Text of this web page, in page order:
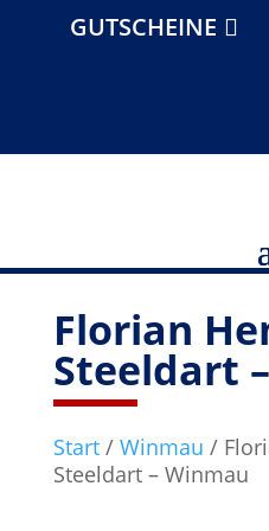
GUTSCHEINE
Florian
Steeldart
Start/ Winmau /
Steeldart – Winmau